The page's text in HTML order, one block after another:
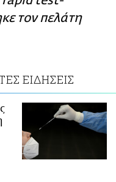
τον πελάτη
ΕΙΔΗΣΕΙΣ